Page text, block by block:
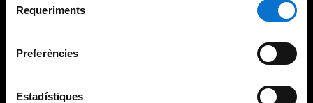
consultar laPolítica de galetes del lloc web de la
Requeriments
Preferències
Estadístiques